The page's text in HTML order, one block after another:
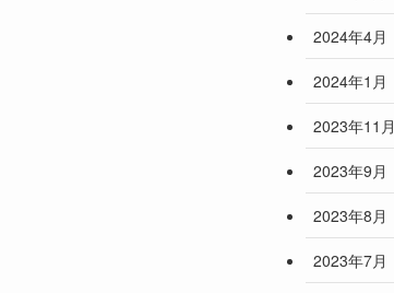
2024年4月
2024年1月
2023年11月
2023年9月
2023年8月
2023年7月